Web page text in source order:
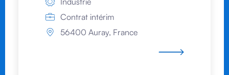
Contrat intérim
56400 Auray, France